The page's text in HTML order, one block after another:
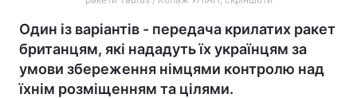
Один із варіантів - передача крилатих ракет
британцям, які нададуть їх українцям за
умови збереження німцями контролю над
їхнім розміщенням та цілями.